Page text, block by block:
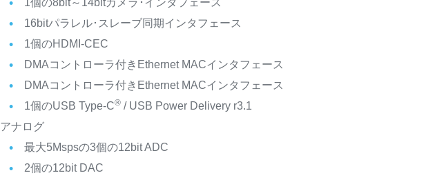
1個の8bit～14bitカメラ･インタフェース
16bitパラレル･スレーブ同期インタフェース
1個のHDMI-CEC
DMAコントローラ付きEthernet MACインタフェース
DMAコントローラ付きEthernet MACインタフェース
1個のUSB Type-C®/ USB Power Delivery r3.1
アナログ
最大5Mspsの3個の12bit ADC
2個の12bit DAC